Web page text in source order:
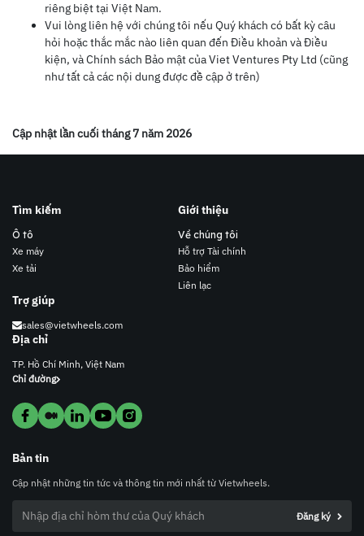
riêng biệt tại Việt Nam.
Vui lòng liên hệ với chúng tôi nếu Quý khách có bất kỳ câu
hỏi hoặc thắc mắc nào liên quan đến Điều khoản và Điều
kiện, và Chính sách Bảo mật của Viet Ventures Pty Ltd (cũng
như tất cả các nội dung được đề cập ở trên)
Cập nhật lần cuối tháng 7 năm 2026
Tìm kiếm
Ô tô
Xe máy
Xe tải
Giới thiệu
Về chúng tôi
Hỗ trợ Tài chính
Bảo hiểm
Liên lạc
Địa chỉ
TP. Hồ Chí Minh, Việt Nam
Chỉ đường
Trợ giúp
sales@vietwheels.com
Bản tin
Cập nhật những tin tức và thông tin mới nhất từ Vietwheels.